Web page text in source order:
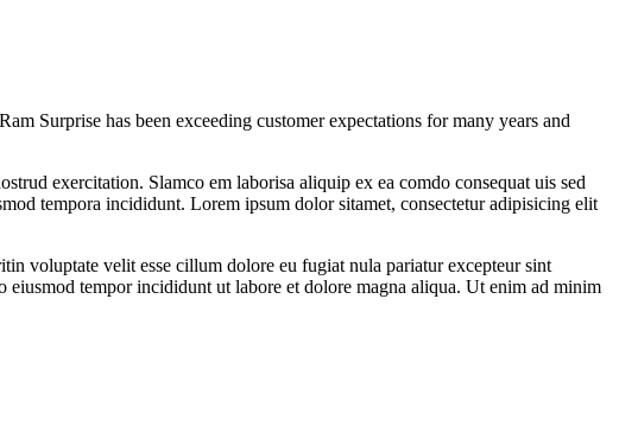
Surprise has been exceeding customer expectations for many years and
exercitation. Slamco em laborisa aliquip ex ea comdo consequat uis sed
tempora incididunt. Lorem ipsum dolor sitamet, consectetur adipisicing elit
voluptate velit esse cillum dolore eu fugiat nula pariatur excepteur sint
tempor incididunt ut labore et dolore magna aliqua. Ut enim ad minim